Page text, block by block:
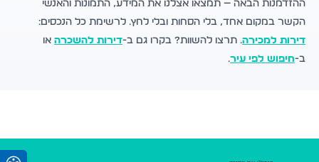
ההזדמנות הבאה — תמצאו אצלנו את המידע, התמונות והאנשי
הקשר במקום אחד, בלי הסחות ובלי לחץ. לרשימת כל הנכסים:
דירות למכירה. תרצו להשוות? בקרו גם ב-דירות להשכרה או
ב-חיפוש לפי עיר.